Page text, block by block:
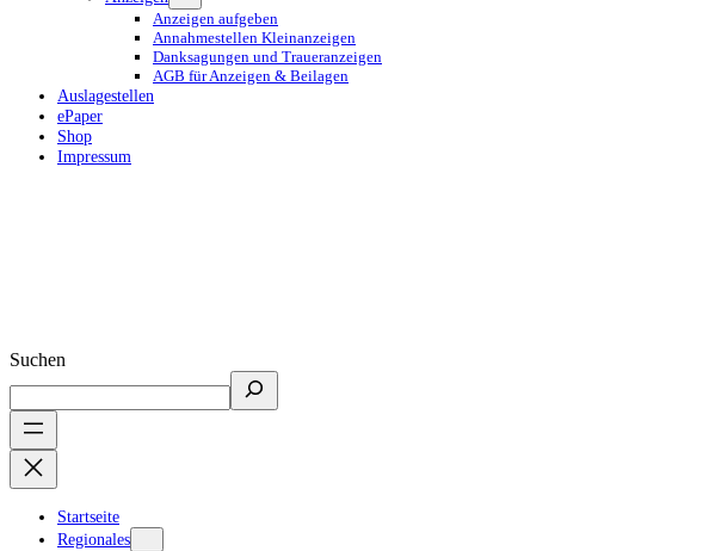
Anzeigen aufgeben
Annahmestellen Kleinanzeigen
Danksagungen und Traueranzeigen
AGB für Anzeigen & Beilagen
Auslagestellen
ePaper
Shop
Impressum
Suchen
Startseite
Regionales